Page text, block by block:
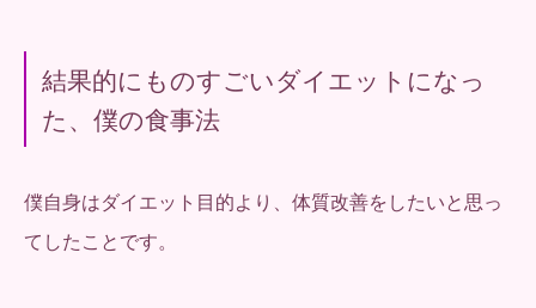
結果的にものすごいダイエットになっ
た、僕の食事法
僕自身はダイエット目的より、体質改善をしたいと思っ
てしたことです。